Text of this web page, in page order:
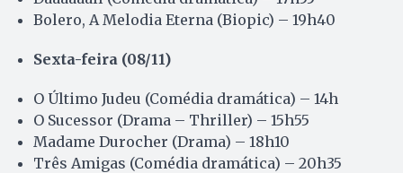
Bolero, A Melodia Eterna (Biopic) – 19h40
Sexta-feira (08/11)
O Último Judeu (Comédia dramática) – 14h
O Sucessor (Drama – Thriller) – 15h55
Madame Durocher (Drama) – 18h10
Três Amigas (Comédia dramática) – 20h35